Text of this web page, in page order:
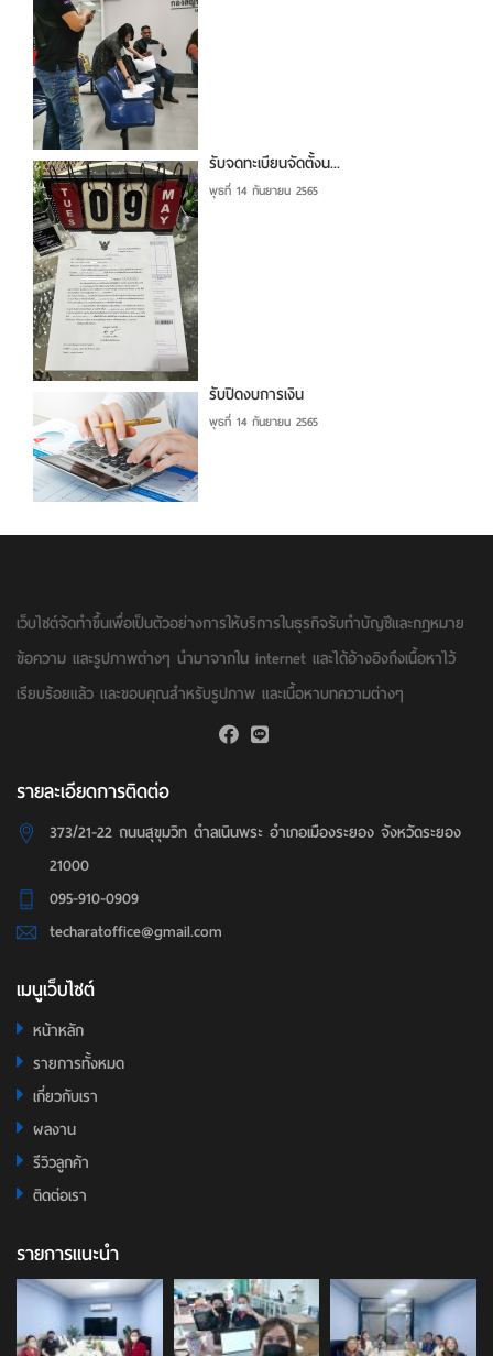
รับจดทะเบียนจัดตั้งน...
พุธที่ 14 กันยายน 2565
รับปิดงบการเงิน
พุธที่ 14 กันยายน 2565
เว็บไซต์จัดทำขึ้นเพื่อเป็นตัวอย่างการให้บริการในธุรกิจรับทำบัญชีและกฏหมาย
ข้อความ และรูปภาพต่างๆ นำมาจากใน internet และได้อ้างอิงถึงเนื้อหาไว้
เรียบร้อยแล้ว และขอบคุณสำหรับรูปภาพ และเนื้อหาบทความต่างๆ
รายละเอียดการติดต่อ
373/21-22 ถนนสุขุมวิท ตำลเนินพระ อำเภอเมืองระยอง จังหวัดระยอง
21000
095-910-0909
techaratoffice@gmail.com
เมนูเว็บไซต์
หน้าหลัก
รายการทั้งหมด
เกี่ยวกับเรา
ผลงาน
รีวิวลูกค้า
ติดต่อเรา
รายการแนะนำ